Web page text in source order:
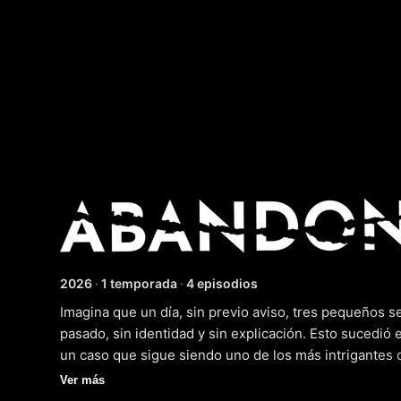
2026 · 1 temporada · 4 episodios
Imagina que un día, sin previo aviso, tres pequeños
pasado, sin identidad y sin explicación. Esto sucedió
un caso que sigue siendo uno de los más intrigantes
documental que narra este suceso, estrenada hace
Ver más